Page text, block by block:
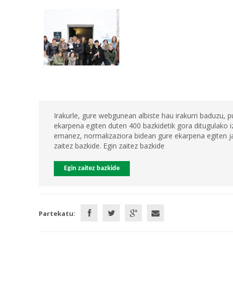
Irakurle, gure webgunean albiste hau irakurri baduzu,
ekarpena egiten duten 400 bazkidetik gora ditugulako
emanez, normalizaziora bidean gure ekarpena egiten
zaitez bazkide. Egin zaitez bazkide
Egin zaitez bazkide
Partekatu: